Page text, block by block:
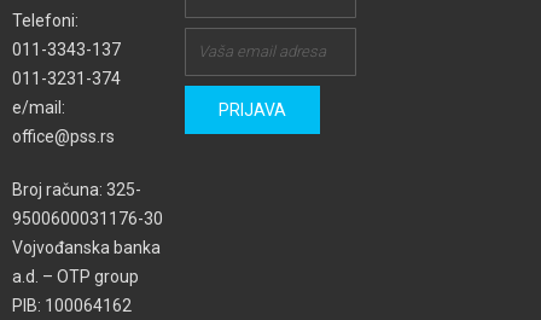
Telefoni:
011-3343-137
011-3231-374
e/mail:
office@pss.rs
Broj računa: 325-
9500600031176-30
Vojvođanska banka
a.d. – OTP group
PIB: 100064162